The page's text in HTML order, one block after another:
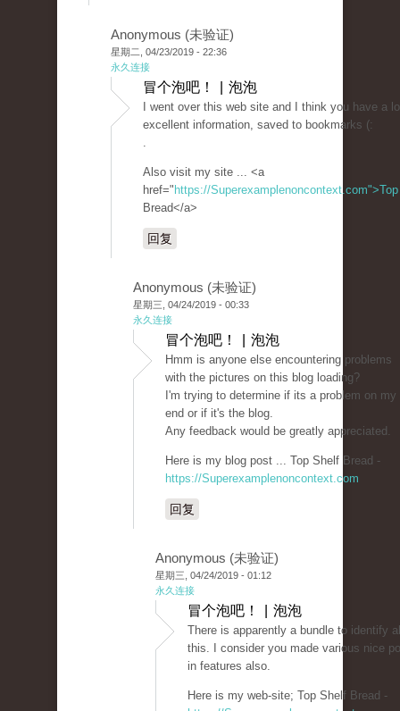
Anonymous (未验证)
星期二, 04/23/2019 - 22:36
永久连接
冒个泡吧！ | 泡泡
I went over this web site and I think you have a
excellent information, saved to bookmarks (:
.
Also visit my site ... <a
href=" https://Superexamplenoncontext.com">Top
Bread</a>
回复
Anonymous (未验证)
星期三, 04/24/2019 - 00:33
永久连接
冒个泡吧！ | 泡泡
Hmm is anyone else encountering problems
with the pictures on this blog loading?
I'm trying to determine if its a problem on my
end or if it's the blog.
Any feedback would be greatly appreciated.
Here is my blog post ... Top Shelf Bread -
https://Superexamplenoncontext.com
回复
Anonymous (未验证)
星期三, 04/24/2019 - 01:12
永久连接
冒个泡吧！ | 泡泡
There is apparently a bundle to identify
this. I consider you made various nice
in features also.
Here is my web-site; Top Shelf Bread -